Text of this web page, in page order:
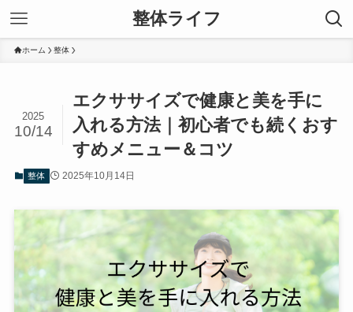
整体ライフ
ホーム 整体
エクササイズで健康と美を手に
入れる方法｜初心者でも続くおす
すめメニュー＆コツ
2025
10/14
整体 2025年10月14日